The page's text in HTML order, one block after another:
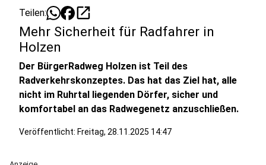
Teilen: open_in_new
Mehr Sicherheit für Radfahrer in
Holzen
Der BürgerRadweg Holzen ist Teil des
Radverkehrskonzeptes. Das hat das Ziel hat, alle
nicht im Ruhrtal liegenden Dörfer, sicher und
komfortabel an das Radwegenetz anzuschließen.
Veröffentlicht: Freitag, 28.11.2025 14:47